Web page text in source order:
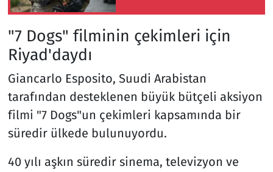
"7 Dogs" filminin çekimleri için
Riyad'daydı
Giancarlo Esposito, Suudi Arabistan
tarafından desteklenen büyük bütçeli aksiyon
filmi "7 Dogs"un çekimleri kapsamında bir
süredir ülkede bulunuyordu.
40 yılı aşkın süredir sinema, televizyon ve